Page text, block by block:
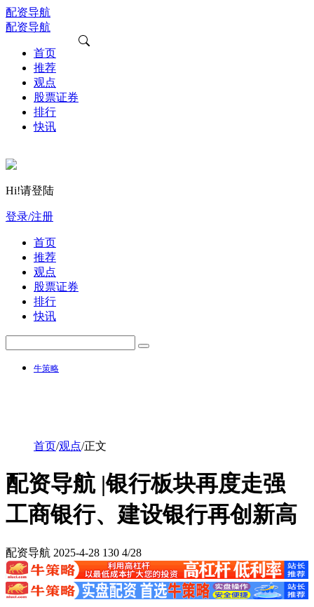
配资导航
配资导航
首页
推荐
观点
股票证券
排行
快讯
Hi!请登陆
登录/注册
首页
推荐
观点
股票证券
排行
快讯
牛策略
首页/观点/正文
配资导航 |银行板块再度走强
工商银行、建设银行再创新高
配资导航 2025-4-28 130 4/28